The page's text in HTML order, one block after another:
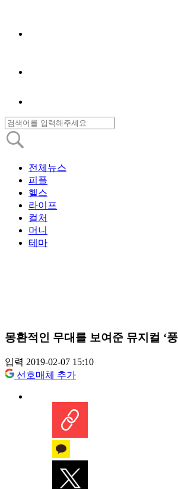
전체뉴스
피플
헬스
라이프
컬처
머니
테마
몽환적인 무대를 보여준 뮤지컬 ‘
입력 2019-02-07 15:10
선호매체 추가